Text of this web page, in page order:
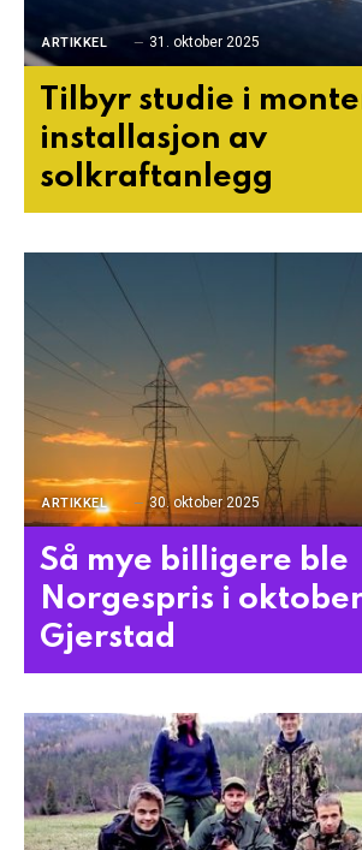
ARTIKKEL 31. oktober 2025
Tilbyr studie i
installasjon av
solkraftanlegg
ARTIKKEL 30. oktober 2025
Så mye billigere ble
Norgespris i
Gjerstad